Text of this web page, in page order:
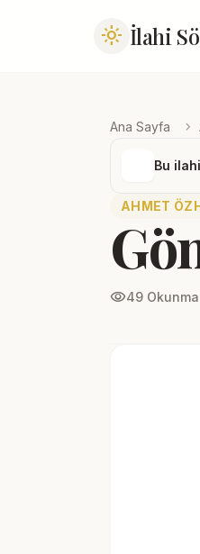
light_mode İlahi
Ana Sayfa chevron_right
Bu
AHMET
visibility49 Okunma